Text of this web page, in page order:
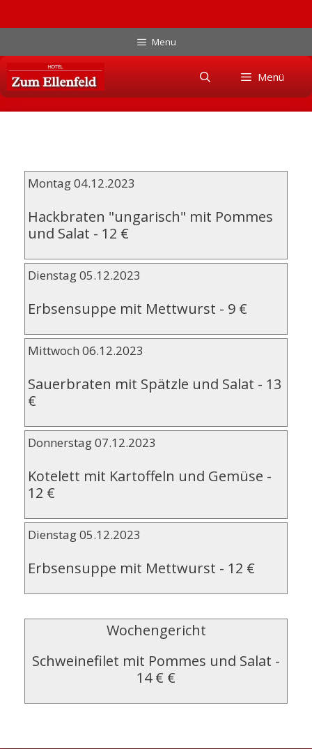
Inhalt
springen
Menu
Skip
content
Menü
Montag 04.12.2023
Hackbraten "ungarisch" mit Pommes
und Salat - 12 €
Dienstag 05.12.2023
Erbsensuppe mit Mettwurst - 9 €
Mittwoch 06.12.2023
Sauerbraten mit Spätzle und Salat - 13
€
Donnerstag 07.12.2023
Kotelett mit Kartoffeln und Gemüse -
12 €
Dienstag 05.12.2023
Erbsensuppe mit Mettwurst - 12 €
Wochengericht
Schweinefilet mit Pommes und Salat -
14 € €